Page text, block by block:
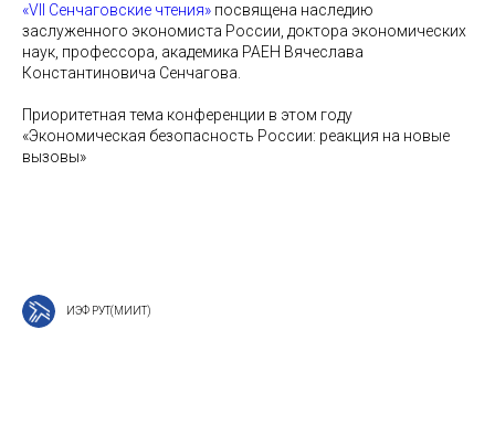
«VII Сенчаговские чтения» посвящена наследию
заслуженного экономиста России, доктора экономических
наук, профессора, академика РАЕН Вячеслава
Константиновича Сенчагова.
Приоритетная тема конференции в этом году
«Экономическая безопасность России: реакция на новые
вызовы»
ИЭФ РУТ(МИИТ)